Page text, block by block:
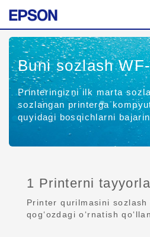
Buni sozlash
Printeringizni ilk marta
sozlangan printerga
quyidagi bosqichlarni
1 Printerni
Printer qurilmasini
qog‘ozdagi o‘rnatish